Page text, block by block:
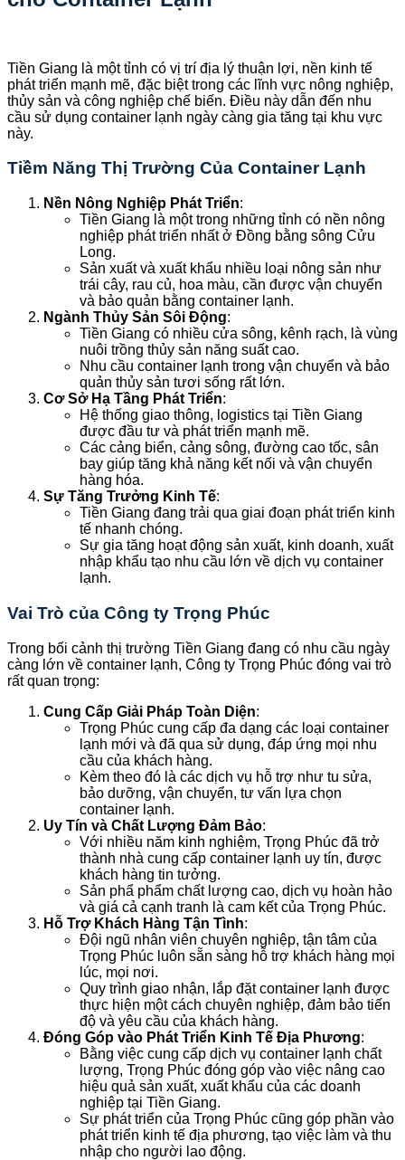
Tiền Giang là một tỉnh có vị trí địa lý thuận lợi, nền kinh tế
phát triển mạnh mẽ, đặc biệt trong các lĩnh vực nông nghiệp,
thủy sản và công nghiệp chế biến. Điều này dẫn đến nhu
cầu sử dụng container lạnh ngày càng gia tăng tại khu vực
này.
Tiềm Năng Thị Trường Của Container Lạnh
Nền Nông Nghiệp Phát Triển:
Tiền Giang là một trong những tỉnh có nền nông
nghiệp phát triển nhất ở Đồng bằng sông Cửu
Long.
Sản xuất và xuất khẩu nhiều loại nông sản như
trái cây, rau củ, hoa màu, cần được vận chuyển
và bảo quản bằng container lạnh.
Ngành Thủy Sản Sôi Động:
Tiền Giang có nhiều cửa sông, kênh rạch, là vùng
nuôi trồng thủy sản năng suất cao.
Nhu cầu container lạnh trong vận chuyển và bảo
quản thủy sản tươi sống rất lớn.
Cơ Sở Hạ Tầng Phát Triển:
Hệ thống giao thông, logistics tại Tiền Giang
được đầu tư và phát triển mạnh mẽ.
Các cảng biển, cảng sông, đường cao tốc, sân
bay giúp tăng khả năng kết nối và vận chuyển
hàng hóa.
Sự Tăng Trưởng Kinh Tế:
Tiền Giang đang trải qua giai đoạn phát triển kinh
tế nhanh chóng.
Sự gia tăng hoạt động sản xuất, kinh doanh, xuất
nhập khẩu tạo nhu cầu lớn về dịch vụ container
lạnh.
Vai Trò của Công ty Trọng Phúc
Trong bối cảnh thị trường Tiền Giang đang có nhu cầu ngày
càng lớn về container lạnh, Công ty Trọng Phúc đóng vai trò
rất quan trọng:
Cung Cấp Giải Pháp Toàn Diện:
Trọng Phúc cung cấp đa dạng các loại container
lạnh mới và đã qua sử dụng, đáp ứng mọi nhu
cầu của khách hàng.
Kèm theo đó là các dịch vụ hỗ trợ như tu sửa,
bảo dưỡng, vận chuyển, tư vấn lựa chọn
container lạnh.
Uy Tín và Chất Lượng Đảm Bảo:
Với nhiều năm kinh nghiệm, Trọng Phúc đã trở
thành nhà cung cấp container lạnh uy tín, được
khách hàng tin tưởng.
Sản phẩ phẩm chất lượng cao, dịch vụ hoàn hảo
và giá cả cạnh tranh là cam kết của Trọng Phúc.
Hỗ Trợ Khách Hàng Tận Tình:
Đội ngũ nhân viên chuyên nghiệp, tận tâm của
Trọng Phúc luôn sẵn sàng hỗ trợ khách hàng mọi
lúc, mọi nơi.
Quy trình giao nhận, lắp đặt container lạnh được
thực hiện một cách chuyên nghiệp, đảm bảo tiến
độ và yêu cầu của khách hàng.
Đóng Góp vào Phát Triển Kinh Tế Địa Phương:
Bằng việc cung cấp dịch vụ container lạnh chất
lượng, Trọng Phúc đóng góp vào việc nâng cao
hiệu quả sản xuất, xuất khẩu của các doanh
nghiệp tại Tiền Giang.
Sự phát triển của Trọng Phúc cũng góp phần vào
phát triển kinh tế địa phương, tạo việc làm và thu
nhập cho người lao động.